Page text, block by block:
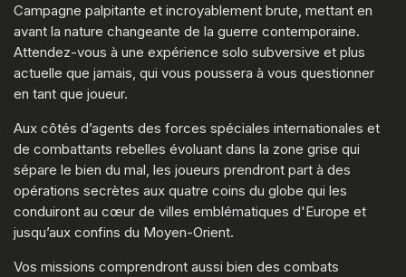
Campagne palpitante et incroyablement brute, mettant en
avant la nature changeante de la guerre contemporaine.
Attendez-vous à une expérience solo subversive et plus
actuelle que jamais, qui vous poussera à vous questionner
en tant que joueur.
Aux côtés d’agents des forces spéciales internationales et
de combattants rebelles évoluant dans la zone grise qui
sépare le bien du mal, les joueurs prendront part à des
opérations secrètes aux quatre coins du globe qui les
conduiront au cœur de villes emblématiques d'Europe et
jusqu’aux confins du Moyen-Orient.
Vos missions comprendront aussi bien des combats